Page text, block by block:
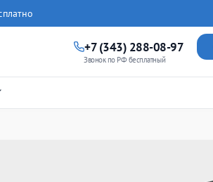
+7 (343) 288-08-97
Звонок по РФ бесплатный